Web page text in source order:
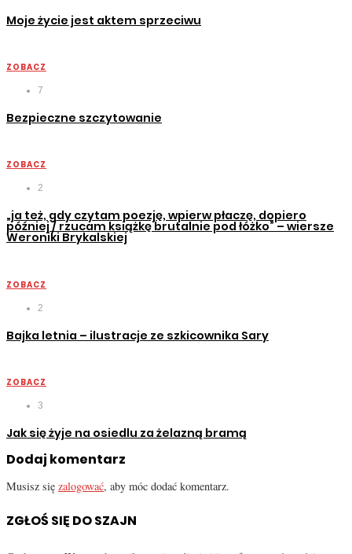
Moje życie jest aktem sprzeciwu
ZOBACZ
7
Bezpieczne szczytowanie
ZOBACZ
2
„ja też, gdy czytam poezję, wpierw płaczę, dopiero
później / rzucam książkę brutalnie pod łóżko” – wiersze
Weroniki Brykalskiej
ZOBACZ
2
Bajka letnia – ilustracje ze szkicownika Sary
ZOBACZ
3
Jak się żyje na osiedlu za żelazną bramą
Dodaj komentarz
Musisz się zalogować, aby móc dodać komentarz.
ZGŁOŚ SIĘ DO SZAJN